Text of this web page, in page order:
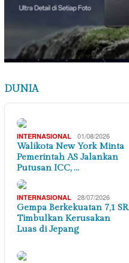
DUNIA
INTERNASIONAL 01/08/2026
Walikota New York Minta
Pemerintah AS Jalankan
Putusan ICC, …
INTERNASIONAL 28/07/2026
Gempa Berkekuatan 7,1 SR
Timbulkan Kerusakan
Luas di Jepang